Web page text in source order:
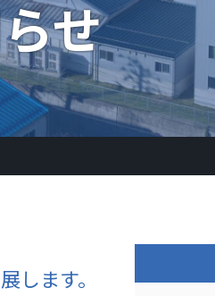
せ
します。